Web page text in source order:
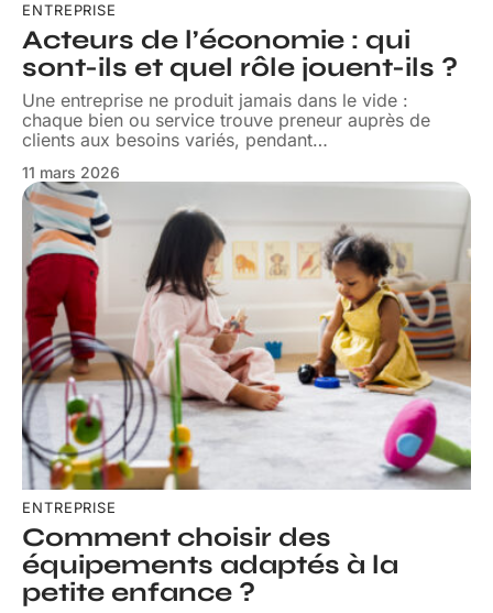
ENTREPRISE
Acteurs de l’économie : qui
sont-ils et quel rôle jouent-ils ?
Une entreprise ne produit jamais dans le vide :
chaque bien ou service trouve preneur auprès de
clients aux besoins variés, pendant…
11 mars 2026
ENTREPRISE
Comment choisir des
équipements adaptés à la
petite enfance ?